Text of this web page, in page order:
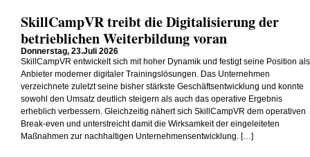
SkillCampVR treibt die Digitalisierung der
betrieblichen Weiterbildung voran
Donnerstag, 23.Juli 2026
SkillCampVR entwickelt sich mit hoher Dynamik und festigt seine Position als
Anbieter moderner digitaler Trainingslösungen. Das Unternehmen
verzeichnete zuletzt seine bisher stärkste Geschäftsentwicklung und konnte
sowohl den Umsatz deutlich steigern als auch das operative Ergebnis
erheblich verbessern. Gleichzeitig nähert sich SkillCampVR dem operativen
Break-even und unterstreicht damit die Wirksamkeit der eingeleiteten
Maßnahmen zur nachhaltigen Unternehmensentwicklung. […]